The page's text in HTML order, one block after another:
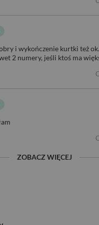
i wykończenie kurtki też
2 numery, jeśli ktoś ma
ZOBACZ WIĘCEJ